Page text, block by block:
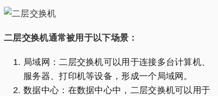
二层交换机通常被用于以下场景：
局域网：二层交换机可以用于连接多台计算机、
服务器、打印机等设备，形成一个局域网。
数据中心：在数据中心中，二层交换机可以用于